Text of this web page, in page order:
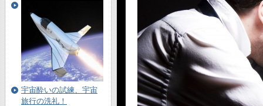
宇宙酔いの試練、宇宙
旅行の洗礼！